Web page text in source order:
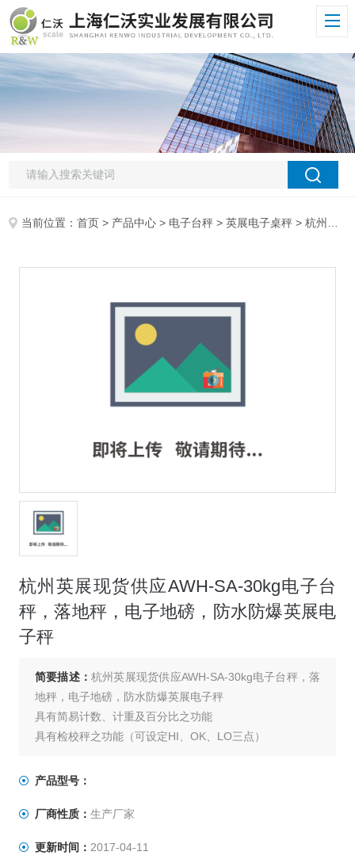
当前位置：首页 > 产品中心 > 电子台秤 >英展电子桌秤 > 杭州英展现货供应AWH-SA-30kg电子台秤，落地秤，电子地磅，防水防爆英展电子秤
杭州英展现货供应AWH-SA-30kg电子台
秤，落地秤，电子地磅，防水防爆英展电
子秤
简要描述：杭州英展现货供应AWH-SA-30kg电子台秤，落
地秤，电子地磅，防水防爆英展电子秤
具有简易计数、计重及百分比之功能
具有检校秤之功能（可设定HI、OK、LO三点）
具有15段滤波稳定范围设定之功能
具有设计良好之运送保护功能。
具有双色之LED充电指示，可清楚标示充电状况。
产品型号：
厂商性质： 生产厂家
更新时间： 2017-04-11